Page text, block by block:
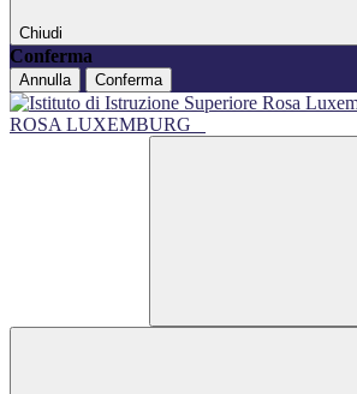
Chiudi
Conferma
Annulla Conferma
ROSA LUXEMBURG